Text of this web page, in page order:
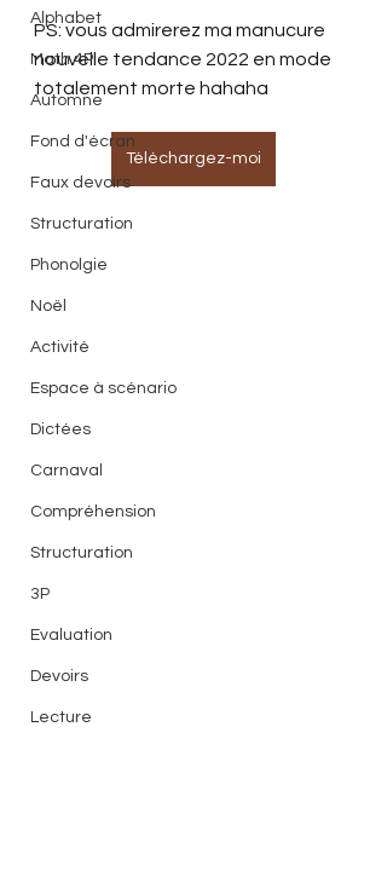
Alphabet
Math 4P
Automne
Fond d'écran
Faux devoirs
Structuration
Phonolgie
Noël
Activité
Espace à scénario
Dictées
Carnaval
Compréhension
Structuration
3P
Evaluation
Devoirs
Lecture
PS: vous admirerez ma manucure
nouvelle tendance 2022 en mode
totalement morte hahaha
Téléchargez-moi